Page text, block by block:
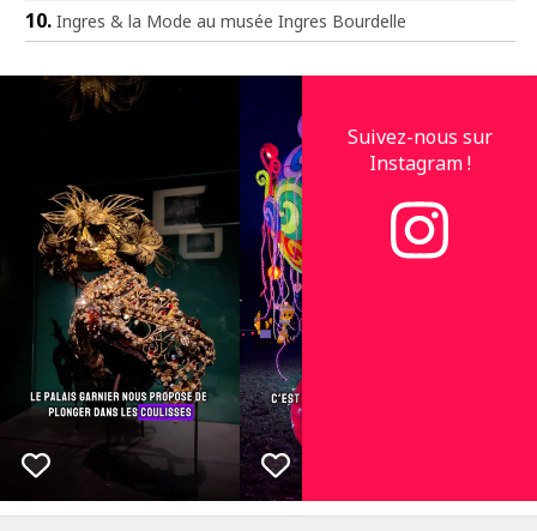
Ingres & la Mode au musée Ingres Bourdelle
Suivez-nous sur
Instagram !